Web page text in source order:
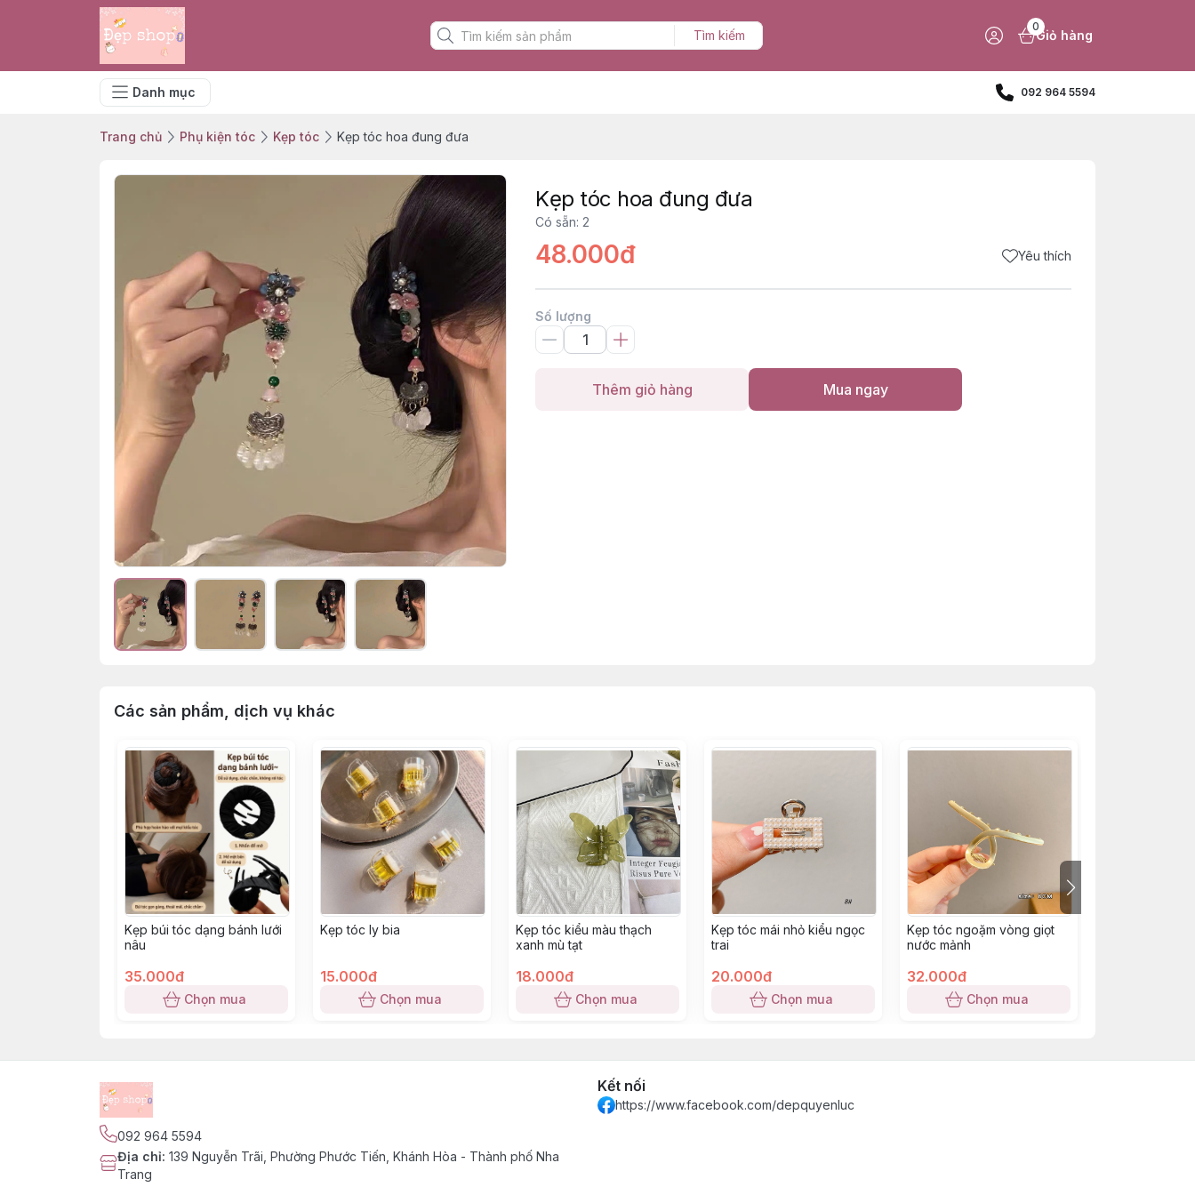
Tìm kiếm
0
Giỏ hàng
Danh mục 092 964 5594
Trang chủ Phụ kiện tóc Kẹp tóc Kẹp tóc hoa đung đưa
Kẹp tóc hoa đung đưa
Có sẵn: 2
48.000đ Yêu thích
Số lượng
Thêm giỏ hàng Mua ngay
Các sản phẩm, dịch vụ khác
Kẹp búi tóc dạng bánh lưới
nâu
35.000đ
Chọn mua
Kẹp tóc ly bia
15.000đ
Chọn mua
Kẹp tóc kiểu màu thạch
xanh mù tạt
18.000đ
Chọn mua
Kẹp tóc mái nhỏ kiểu ngọc
trai
20.000đ
Chọn mua
Kẹp tóc ngoặm vòng giọt
nước mảnh
32.000đ
Chọn mua
092 964 5594
Địa chỉ: 139 Nguyễn Trãi, Phường Phước Tiến, Khánh Hòa - Thành phố Nha
Trang
Kết nối
https://www.facebook.com/depquyenluc